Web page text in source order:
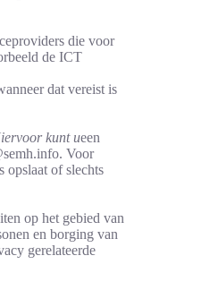
die voor
de ICT
dat vereist is
kunt ueen
Voor
opslaat of slechts
op het gebied van
en borging van
gerelateerde